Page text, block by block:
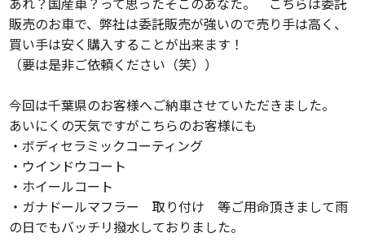
販売のお車で、弊社は委託販売が強いので売り手は高く、
買い手は安く購入することが出来ます！
（要は是非ご依頼ください（笑））
今回は千葉県のお客様へご納車させていただきました。
あいにくの天気ですがこちらのお客様にも
・ボディセラミックコーティング
・ウインドウコート
・ホイールコート
・ガナドールマフラー 取り付け 等ご用命頂きまして雨
の日でもバッチリ撥水しておりました。